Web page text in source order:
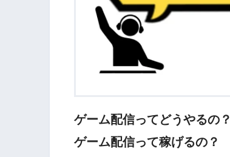
ゲーム配信ってどうやるの？
ゲーム配信って稼げるの？